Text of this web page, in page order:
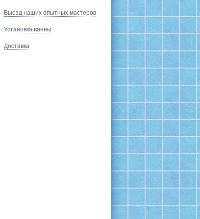
Выезд наших опытных мастеров
Установка ванны
Доставка